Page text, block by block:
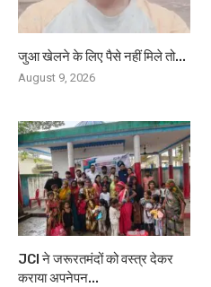
जुआ खेलने के लिए पैसे नहीं मिले तो...
August 9, 2026
JCI ने जरूरतमंदों को वस्त्र देकर
कराया अपनेपन...